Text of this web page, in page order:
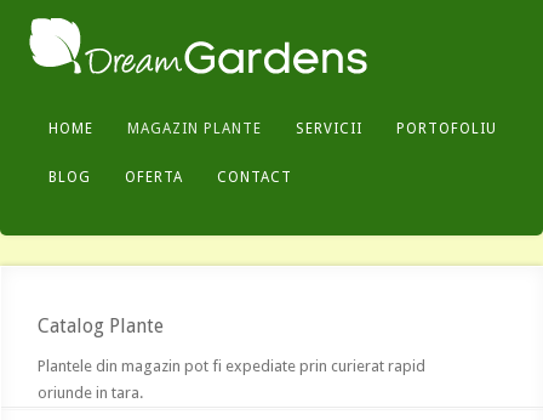
HOME MAGAZIN PLANTE SERVICII PORTOFOLIU
BLOG OFERTA CONTACT
Catalog Plante
Plantele din magazin pot fi expediate prin curierat rapid
oriunde in tara.